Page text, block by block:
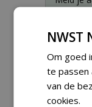
NWST
Om goed
te passen
van de
cookies.